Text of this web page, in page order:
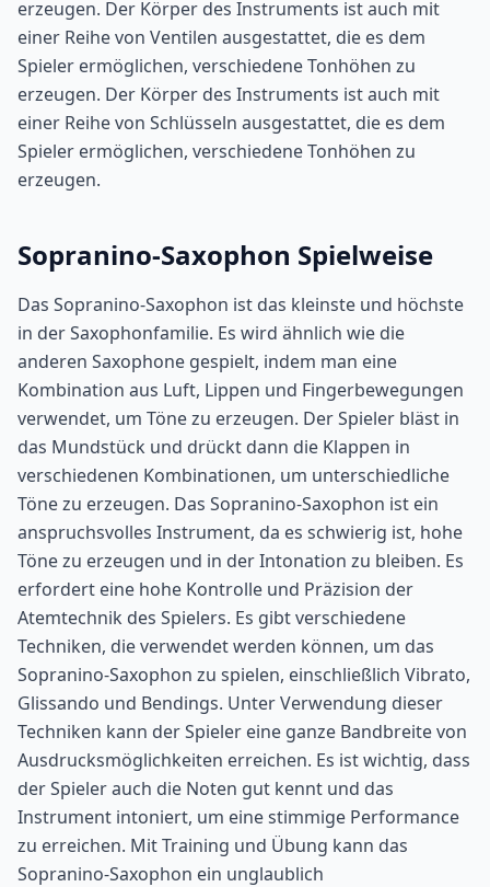
erzeugen. Der Körper des Instruments ist auch mit
einer Reihe von Ventilen ausgestattet, die es dem
Spieler ermöglichen, verschiedene Tonhöhen zu
erzeugen. Der Körper des Instruments ist auch mit
einer Reihe von Schlüsseln ausgestattet, die es dem
Spieler ermöglichen, verschiedene Tonhöhen zu
erzeugen.
Sopranino-Saxophon Spielweise
Das Sopranino-Saxophon ist das kleinste und höchste
in der Saxophonfamilie. Es wird ähnlich wie die
anderen Saxophone gespielt, indem man eine
Kombination aus Luft, Lippen und Fingerbewegungen
verwendet, um Töne zu erzeugen. Der Spieler bläst in
das Mundstück und drückt dann die Klappen in
verschiedenen Kombinationen, um unterschiedliche
Töne zu erzeugen. Das Sopranino-Saxophon ist ein
anspruchsvolles Instrument, da es schwierig ist, hohe
Töne zu erzeugen und in der Intonation zu bleiben. Es
erfordert eine hohe Kontrolle und Präzision der
Atemtechnik des Spielers. Es gibt verschiedene
Techniken, die verwendet werden können, um das
Sopranino-Saxophon zu spielen, einschließlich Vibrato,
Glissando und Bendings. Unter Verwendung dieser
Techniken kann der Spieler eine ganze Bandbreite von
Ausdrucksmöglichkeiten erreichen. Es ist wichtig, dass
der Spieler auch die Noten gut kennt und das
Instrument intoniert, um eine stimmige Performance
zu erreichen. Mit Training und Übung kann das
Sopranino-Saxophon ein unglaublich